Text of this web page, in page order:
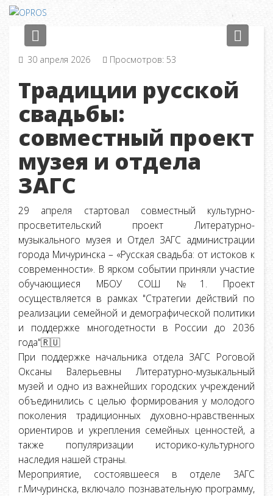
30 апреля 2026 Просмотров: 53
Традиции русской
свадьбы:
совместный проект
музея и отдела
ЗАГС
29 апреля стартовал совместный культурно-
просветительский проект Литературно-
музыкального музея и Отдел ЗАГС администрации
города Мичуринска – «Русская свадьба: от истоков к
современности». В ярком событии приняли участие
обучающиеся МБОУ СОШ №1. Проект
осуществляется в рамках "Стратегии действий по
реализации семейной и демографической политики
и поддержке многодетности в России до 2036
года"🇷🇺
При поддержке начальника отдела ЗАГС Роговой
Оксаны Валерьевны Литературно-музыкальный
музей и одно из важнейших городских учреждений
объединились с целью формирования у молодого
поколения традиционных духовно-нравственных
ориентиров и укрепления семейных ценностей, а
также популяризации историко-культурного
наследия нашей страны.
Мероприятие, состоявшееся в отделе ЗАГС
г.Мичуринска, включало познавательную программу,